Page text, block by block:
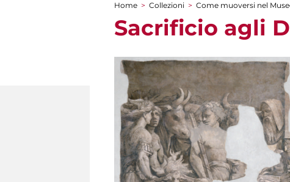
Tu sei qui
Home > Collezioni > Come muoversi nel
Sacrificio agli